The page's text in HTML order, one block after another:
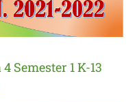
Semester 1 K-13